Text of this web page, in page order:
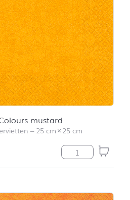
mustard
–25 cm×25 cm
Modern Colours